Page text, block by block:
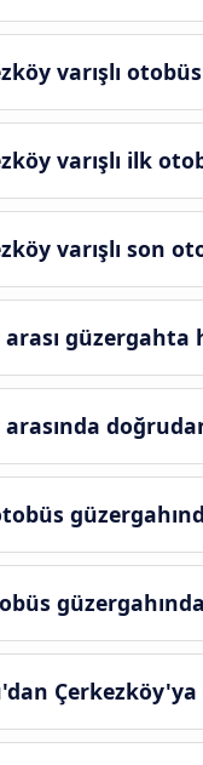
varışlı
varışlı ilk
varışlı son